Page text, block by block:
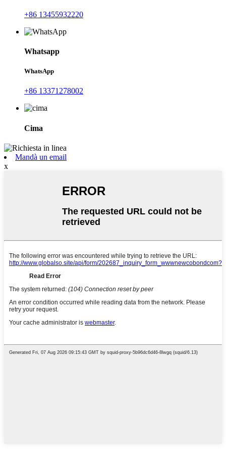
+86 13455932220
Whatsapp
WhatsApp
+86 13371278002
Cima
Mandà un email
x